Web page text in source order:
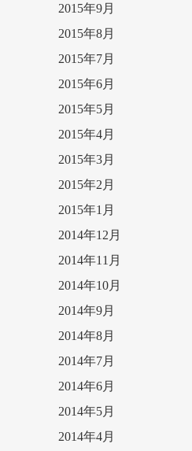
2015年9月
2015年8月
2015年7月
2015年6月
2015年5月
2015年4月
2015年3月
2015年2月
2015年1月
2014年12月
2014年11月
2014年10月
2014年9月
2014年8月
2014年7月
2014年6月
2014年5月
2014年4月